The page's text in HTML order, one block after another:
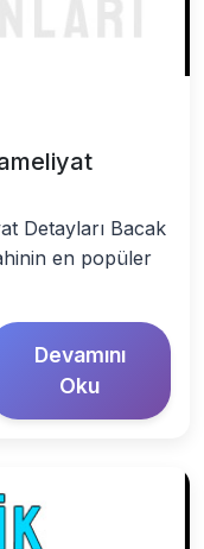
Detayları Bacak
en popüler
Devamını
Oku